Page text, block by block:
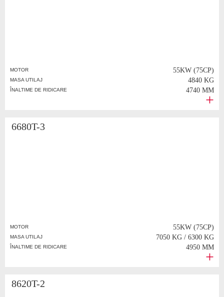
MOTOR 55KW (75CP)
MASA UTILAJ 4840 KG
ÎNALTIME DE RIDICARE 4740 MM
6680T-3
MOTOR 55KW (75CP)
MASA UTILAJ 7050 KG / 6300 KG
ÎNALTIME DE RIDICARE 4950 MM
8620T-2